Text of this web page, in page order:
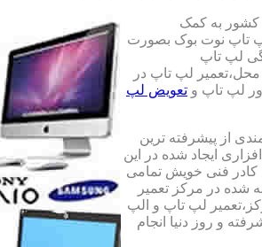
کشور به کمک
و تعمیر لپ تاپ و لپ تاپ نوت بوک بصورت
لپ تاپ
لپ تاپ در
لپ تاپ و تعویض لپ
از پیشرفته ترین
ایجاد شده در این
کادر فنی خویش تمامی
شده در مرکز تعمیر
لپ تاپ و الپ
و روز دنیا انجام